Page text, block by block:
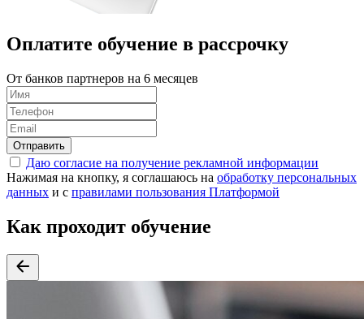
Оплатите обучение в рассрочку
От банков партнеров на 6 месяцев
Отправить
Даю согласие на получение рекламной информации
Нажимая на кнопку, я соглашаюсь на обработку персональных
данных и с правилами пользования Платформой
Как проходит обучение